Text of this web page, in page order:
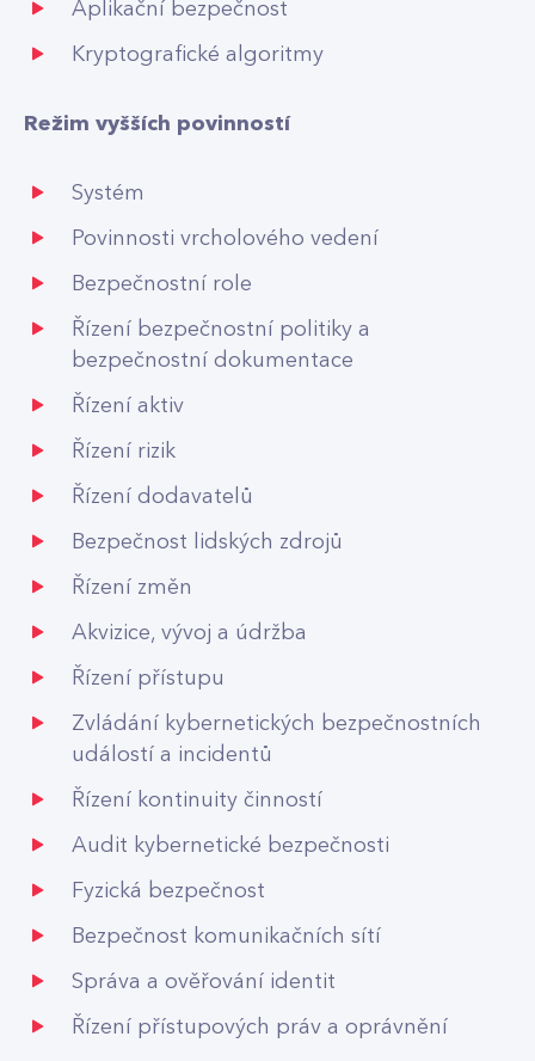
Aplikační bezpečnost
Kryptografické algoritmy
Režim vyšších povinností
Systém
Povinnosti vrcholového vedení
Bezpečnostní role
Řízení bezpečnostní politiky a
bezpečnostní dokumentace
Řízení aktiv
Řízení rizik
Řízení dodavatelů
Bezpečnost lidských zdrojů
Řízení změn
Akvizice, vývoj a údržba
Řízení přístupu
Zvládání kybernetických bezpečnostních
událostí a incidentů
Řízení kontinuity činností
Audit kybernetické bezpečnosti
Fyzická bezpečnost
Bezpečnost komunikačních sítí
Správa a ověřování identit
Řízení přístupových práv a oprávnění